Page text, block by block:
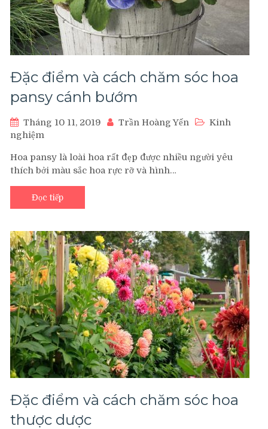
Đặc điểm và cách chăm sóc hoa
pansy cánh bướm
Tháng 10 11, 2019 Trần Hoàng Yến
Kinh
nghiệm
Hoa pansy là loài hoa rất đẹp được nhiều người yêu
thích bởi màu sắc hoa rực rỡ và hình…
Đọc tiếp
Đặc điểm và cách chăm sóc hoa
thược dược